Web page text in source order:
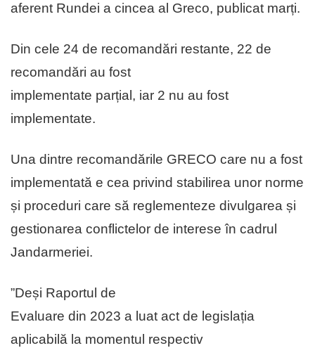
aferent Rundei a cincea al Greco, publicat marți.
Din cele 24 de recomandări restante, 22 de
recomandări au fost
implementate parțial, iar 2 nu au fost
implementate.
Una dintre recomandările GRECO care nu a fost
implementată e cea privind stabilirea unor norme
și proceduri care să reglementeze divulgarea și
gestionarea conflictelor de interese în cadrul
Jandarmeriei.
”Deși Raportul de
Evaluare din 2023 a luat act de legislația
aplicabilă la momentul respectiv